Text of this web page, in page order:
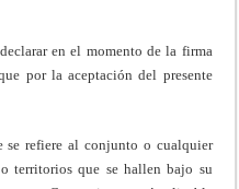
en el momento de la firma
por la aceptación del presente
refiere al conjunto o cualquier
territorios que se hallen bajo su